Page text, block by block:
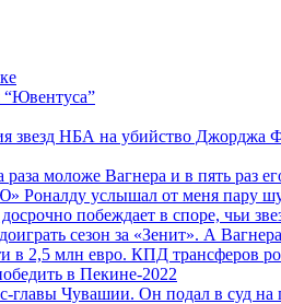
звезд НБА на убийство Джорджа
раза моложе Вагнера и в пять раз
Роналду услышал от меня пару
побеждает в споре, чьи
сезон за «Зенит». А
в 2,5 млн евро. КПД трансферов
в Пекине-2022
главы Чувашии. Он подал в суд на